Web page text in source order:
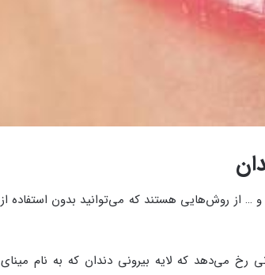
از روش‌هایی هستند که می‌توانید بدون استفاده از
رخ می‌دهد که لایه بیرونی دندان که به نام مینای